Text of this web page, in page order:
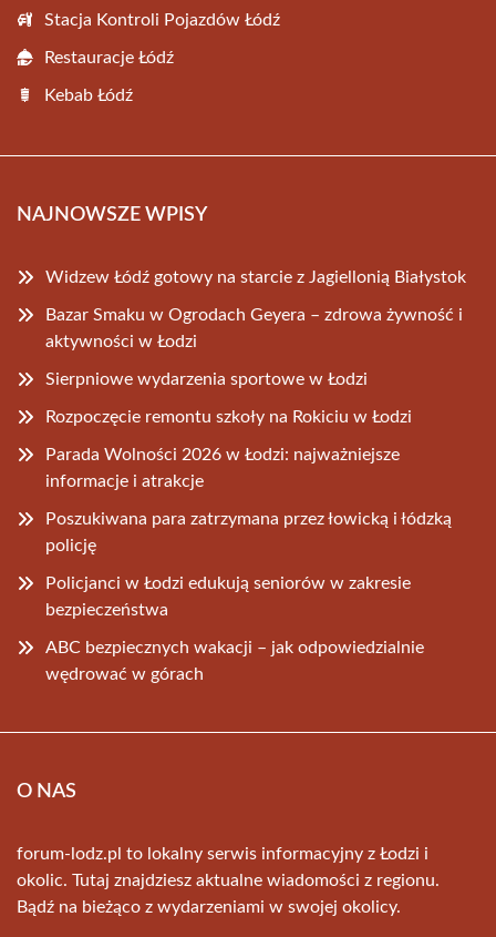
Stacja Kontroli Pojazdów Łódź
Restauracje Łódź
Kebab Łódź
NAJNOWSZE WPISY
Widzew Łódź gotowy na starcie z Jagiellonią Białystok
Bazar Smaku w Ogrodach Geyera – zdrowa żywność i
aktywności w Łodzi
Sierpniowe wydarzenia sportowe w Łodzi
Rozpoczęcie remontu szkoły na Rokiciu w Łodzi
Parada Wolności 2026 w Łodzi: najważniejsze
informacje i atrakcje
Poszukiwana para zatrzymana przez łowicką i łódzką
policję
Policjanci w Łodzi edukują seniorów w zakresie
bezpieczeństwa
ABC bezpiecznych wakacji – jak odpowiedzialnie
wędrować w górach
O NAS
forum-lodz.pl to lokalny serwis informacyjny z Łodzi i
okolic. Tutaj znajdziesz aktualne wiadomości z regionu.
Bądź na bieżąco z wydarzeniami w swojej okolicy.